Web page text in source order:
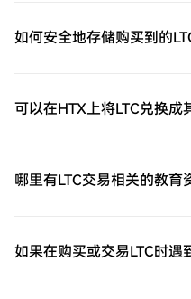
如何安全地存储购买到的
可以在HTX上将LTC兑换成
哪里有LTC交易相关的教育
如果在购买或交易LTC时遇